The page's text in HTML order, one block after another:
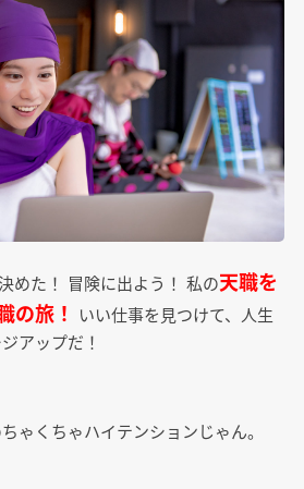
めた！ 冒険に出よう！ 私の天職を
の旅！
いい仕事を見つけて、人生
アップだ！
ゃくちゃハイテンションじゃん。